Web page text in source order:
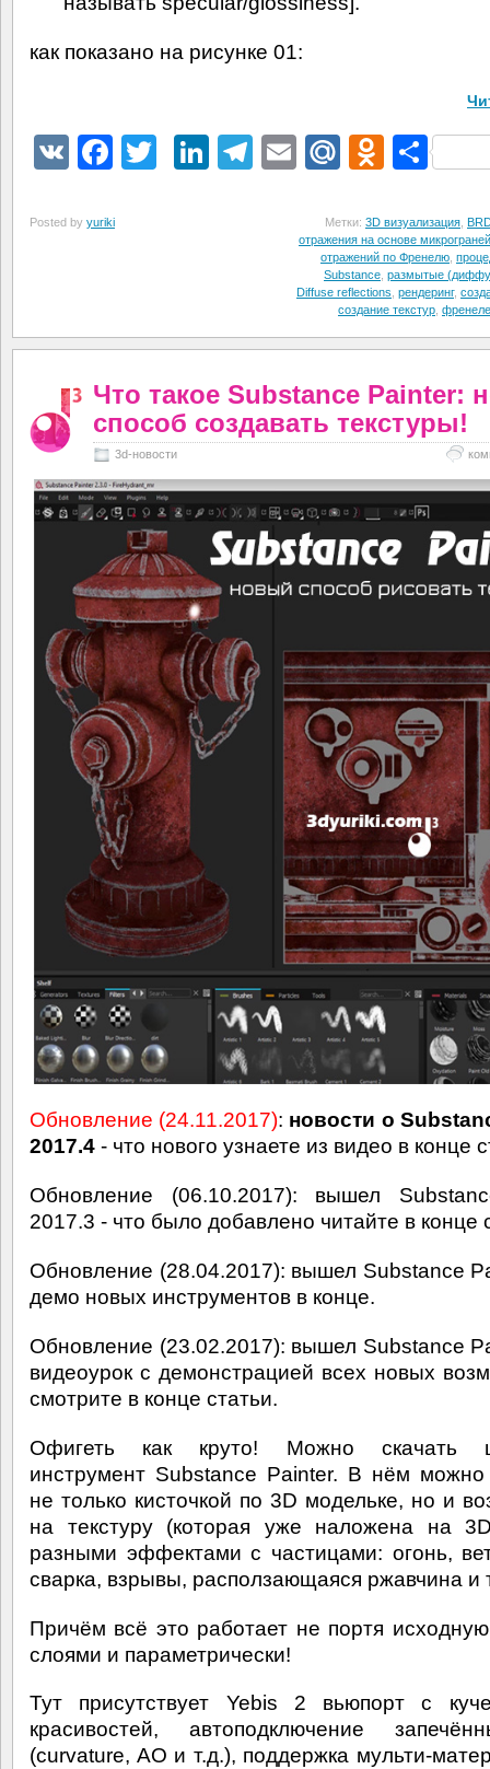
как показано на рисунке 01:
VK Facebook
TwitterLinkedIn
Telegram
EmailMail.Ru
Posted by yuriki Метки: 3D визуализация
отражения на основе
отражений по Френелю
Substance размытые
Diffuse reflections рендеринг,
создание текстур
Что такое Substance Painter:
способ создавать текстуры!
3d-новости
Обновление (24.11.2017): новости о
2017.4 - что нового узнаете из видео в конце
Обновление (06.10.2017): вышел
2017.3 - что было добавлено читайте в конце
Обновление (28.04.2017): вышел Substance
демо новых инструментов в конце.
Обновление (23.02.2017): вышел Substance
видеоурок с демонстрацией всех новых
смотрите в конце статьи.
Офигеть как круто! Можно скачать
инструмент Substance Painter. В нём можно
не только кисточкой по 3D модельке, но и
на текстуру (которая уже наложена на
разными эффектами с частицами: огонь,
сварка, взрывы, расползающаяся ржавчина и
Причём всё это работает не портя исходную
слоями и параметрически!
Тут присутствует Yebis 2 вьюпорт с
красивостей, автоподключение
(curvature, AO и т.д.), поддержка мульти-